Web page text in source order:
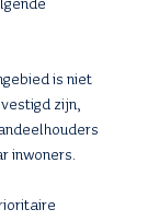
is niet
zijn,
inwoners.